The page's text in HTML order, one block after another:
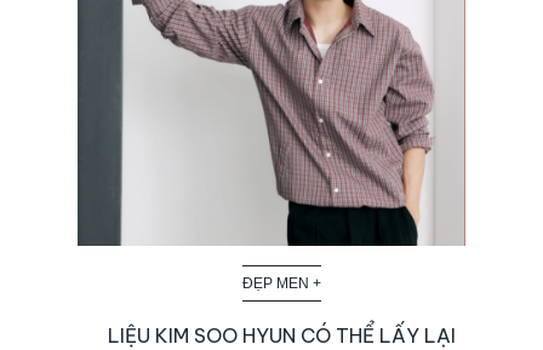
ĐẸP MEN +
LIỆU KIM SOO HYUN CÓ THỂ LẤY LẠI